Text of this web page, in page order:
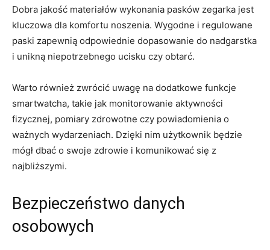
Dobra jakość materiałów wykonania pasków zegarka jest
kluczowa dla komfortu noszenia. Wygodne i regulowane‌
paski zapewnią odpowiednie dopasowanie do nadgarstka
i unikną ⁢niepotrzebnego ucisku czy obtarć.
Warto również zwrócić uwagę na ‍dodatkowe funkcje‌
smartwatcha, takie jak⁣ monitorowanie aktywności
fizycznej, pomiary zdrowotne ⁢czy powiadomienia‍ o
ważnych wydarzeniach. Dzięki nim użytkownik⁣ będzie
⁣mógł dbać o swoje zdrowie i komunikować się z
najbliższymi.
Bezpieczeństwo danych
osobowych